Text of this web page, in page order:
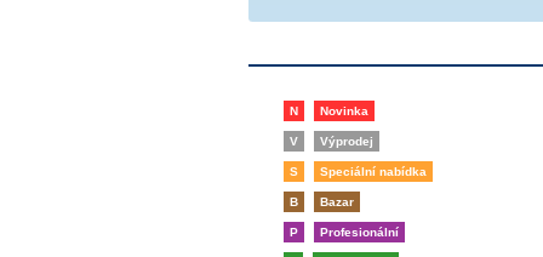
N Novinka
V Výprodej
S Speciální nabídka
B Bazar
P Profesionální